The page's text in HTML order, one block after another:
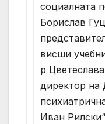
социалната
Борислав
висши
р
директор на
Иван